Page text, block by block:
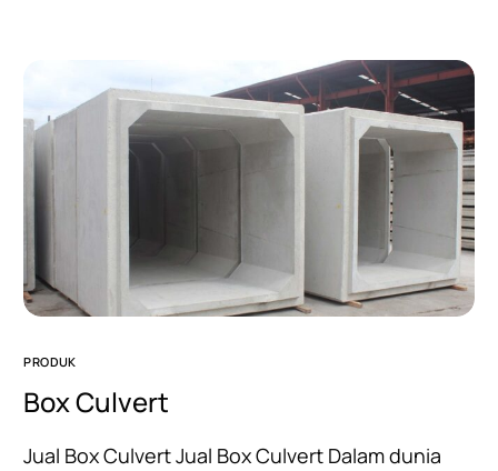
PRODUK
Box Culvert
Jual Box Culvert Jual Box Culvert Dalam dunia